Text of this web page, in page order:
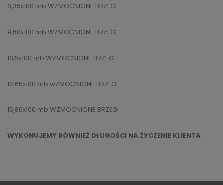
6,35x100 mb WZMOCNIONE BRZEGI
9,60x100 mb WZMOCNIONE BRZEGI
10,5x100 mb WZMOCNIONE BRZEGI
12,65x100 mb wZMOCNIONE BRZEGI
15,80x100 mb WZMOCNIONE BRZEGI
WYKONUJEMY RÓWNIEŻ DŁUGOŚCI NA ŻYCZENIE KLIENTA